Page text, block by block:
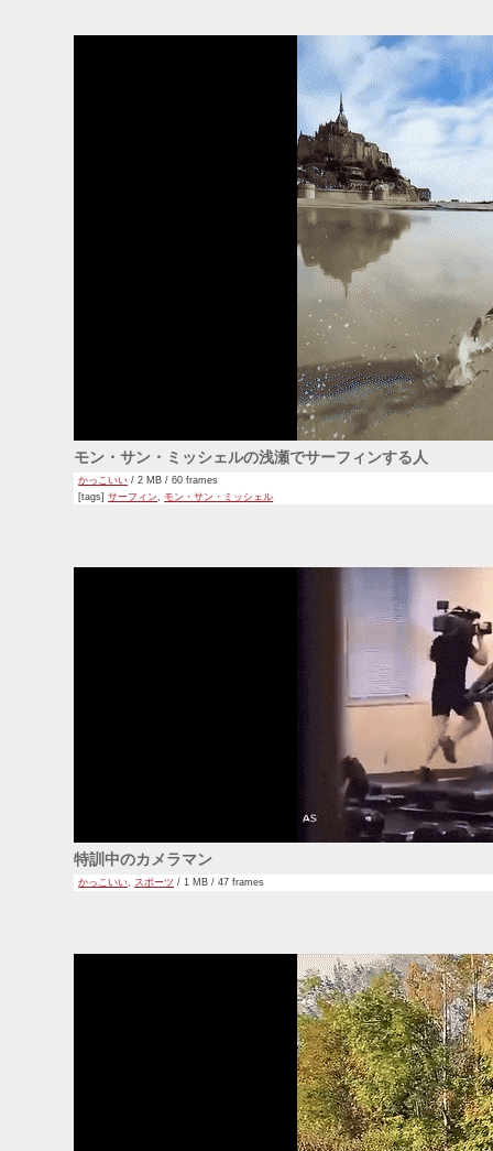
モン・サン・ミッシェルの浅瀬でサーフィンする人
かっこいい / 2 MB / 60 frames
[tags]サーフィン ,モン・サン・ミッシェル
特訓中のカメラマン
かっこいい スポーツ / 1 MB / 47 frames